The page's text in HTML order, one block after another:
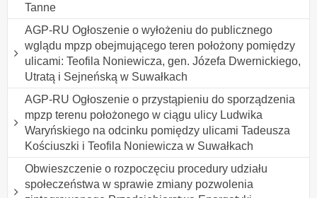
Tanne
AGP-RU Ogłoszenie o wyłożeniu do publicznego
wglądu mpzp obejmującego teren położony pomiędzy
ulicami: Teofila Noniewicza, gen. Józefa Dwernickiego,
Utratą i Sejneńską w Suwałkach
AGP-RU Ogłoszenie o przystąpieniu do sporządzenia
mpzp terenu położonego w ciągu ulicy Ludwika
Waryńskiego na odcinku pomiędzy ulicami Tadeusza
Kościuszki i Teofila Noniewicza w Suwałkach
Obwieszczenie o rozpoczęciu procedury udziału
społeczeństwa w sprawie zmiany pozwolenia